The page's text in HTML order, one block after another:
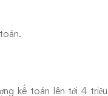
kế toán lên tới 4 triệu